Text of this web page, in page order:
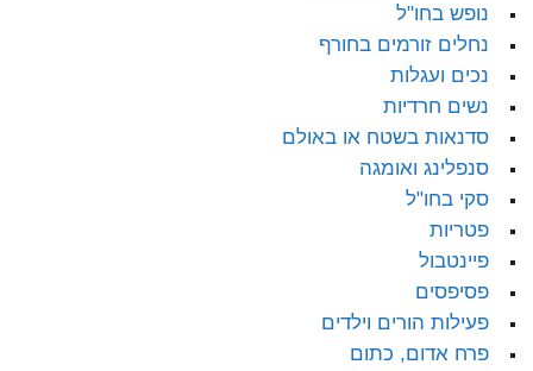
נופש בחו"ל
נחלים זורמים בחורף
נכים ועגלות
נשים חרדיות
סדנאות בשטח או באולם
סנפלינג ואומגה
סקי בחו"ל
פטריות
פיינטבול
פסיפסים
פעילות הורים וילדים
פרח אדום, כתום